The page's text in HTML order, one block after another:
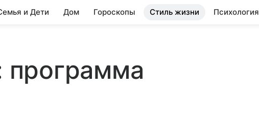
и Дети Дом Гороскопы Стиль жизни Психология
программа